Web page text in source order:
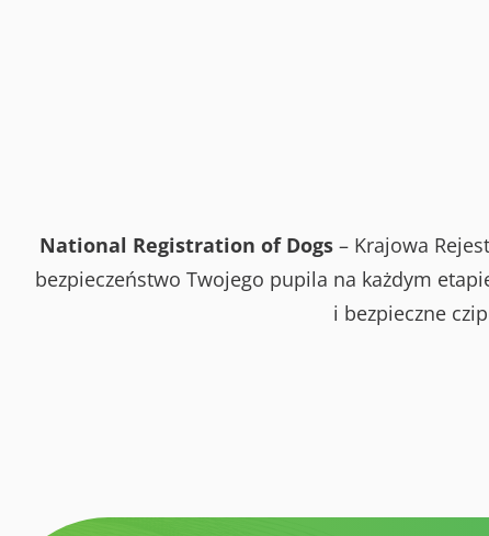
National Registration of Dogs – Krajowa
bezpieczeństwo Twojego pupila na każdym
i bezpieczne